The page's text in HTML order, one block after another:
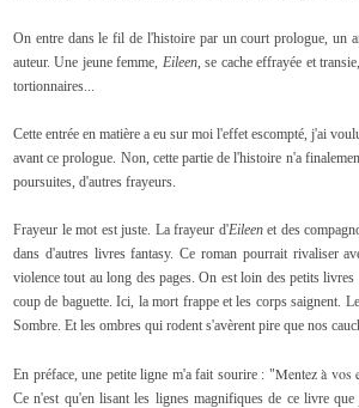
On entre dans le fil de l'histoire par un court prologue, un
auteur. Une jeune femme, Eileen, se cache effrayée et
tortionnaires...
Cette entrée en matière a eu sur moi l'effet escompté, j'ai
avant ce prologue. Non, cette partie de l'histoire n'a
poursuites, d'autres frayeurs.
Frayeur le mot est juste. La frayeur d'Eileen et des
dans d'autres livres fantasy. Ce roman pourrait rivaliser
violence tout au long des pages. On est loin des petits
coup de baguette. Ici, la mort frappe et les corps saignent.
Sombre. Et les ombres qui rodent s'avèrent pire que nos
En préface, une petite ligne m'a fait sourire : "Mentez à vos
Ce n'est qu'en lisant les lignes magnifiques de ce livre